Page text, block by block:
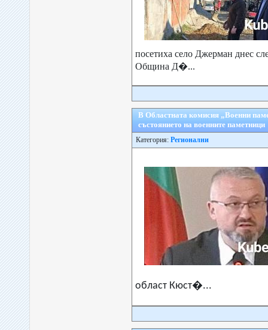
посетиха село Джерман днес
Община Д�...
В Областната комисия „Военни
състоянието на военните паметници
Категория: Регионални
област Кюст�...